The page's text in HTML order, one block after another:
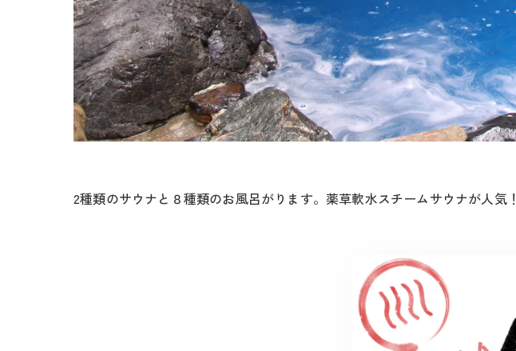
2種類のサウナと８種類のお風呂がります。薬草軟水スチームサウナが人気！